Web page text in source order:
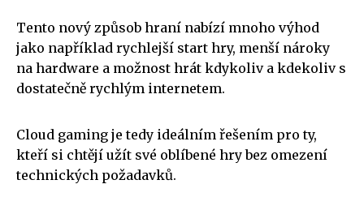
Tento nový způsob hraní nabízí mnoho výhod
jako například rychlejší start hry, menší nároky
na hardware a možnost hrát kdykoliv a kdekoliv s
dostatečně rychlým internetem.
Cloud gaming je tedy ideálním řešením pro ty,
kteří si chtějí užít své oblíbené hry bez omezení
technických požadavků.